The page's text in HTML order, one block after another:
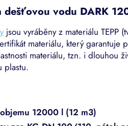
dešťovou vodu DARK
jsou vyráběny z materiálu TEPP
materiálu, který garantuje
materiálu, tzn. i dlouhou
plastu.
12000 l (12 m3)